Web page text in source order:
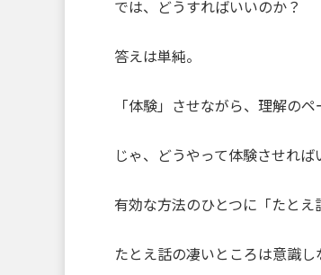
では、どうすればいいのか？
答えは単純。
「体験」させながら、理解の
じゃ、どうやって体験させれば
有効な方法のひとつに「たとえ
たとえ話の凄いところは意識し